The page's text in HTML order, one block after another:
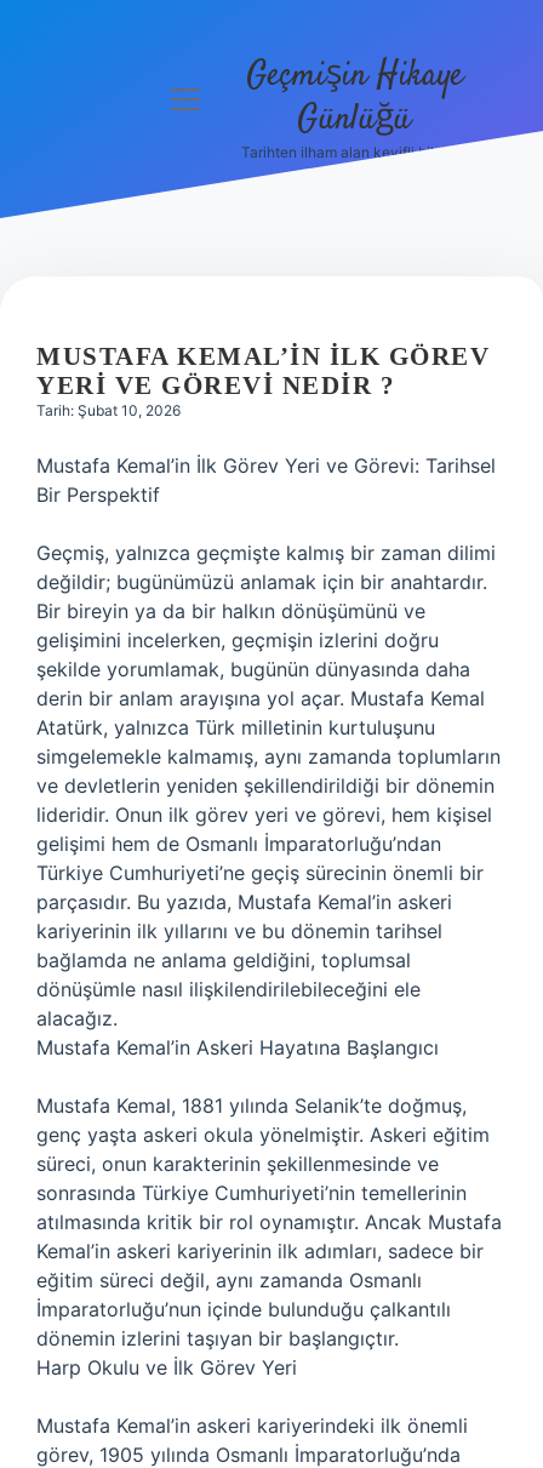
Hakkımızda
menüyü
Geçmişin Hikaye
Günlüğü
Tarihten ilham alan keyifli bilgiler!
MUSTAFA KEMAL’IN ILK GÖREV
YERI VE GÖREVI NEDIR ?
Tarih: Şubat 10, 2026
Mustafa Kemal’in İlk Görev Yeri ve Görevi: Tarihsel
Bir Perspektif
Geçmiş, yalnızca geçmişte kalmış bir zaman dilimi
değildir; bugünümüzü anlamak için bir anahtardır.
Bir bireyin ya da bir halkın dönüşümünü ve
gelişimini incelerken, geçmişin izlerini doğru
şekilde yorumlamak, bugünün dünyasında daha
derin bir anlam arayışına yol açar. Mustafa Kemal
Atatürk, yalnızca Türk milletinin kurtuluşunu
simgelemekle kalmamış, aynı zamanda toplumların
ve devletlerin yeniden şekillendirildiği bir dönemin
lideridir. Onun ilk görev yeri ve görevi, hem kişisel
gelişimi hem de Osmanlı İmparatorluğu’ndan
Türkiye Cumhuriyeti’ne geçiş sürecinin önemli bir
parçasıdır. Bu yazıda, Mustafa Kemal’in askeri
kariyerinin ilk yıllarını ve bu dönemin tarihsel
bağlamda ne anlama geldiğini, toplumsal
dönüşümle nasıl ilişkilendirilebileceğini ele
alacağız.
Mustafa Kemal’in Askeri Hayatına Başlangıcı
Mustafa Kemal, 1881 yılında Selanik’te doğmuş,
genç yaşta askeri okula yönelmiştir. Askeri eğitim
süreci, onun karakterinin şekillenmesinde ve
sonrasında Türkiye Cumhuriyeti’nin temellerinin
atılmasında kritik bir rol oynamıştır. Ancak Mustafa
Kemal’in askeri kariyerinin ilk adımları, sadece bir
eğitim süreci değil, aynı zamanda Osmanlı
İmparatorluğu’nun içinde bulunduğu çalkantılı
dönemin izlerini taşıyan bir başlangıçtır.
Harp Okulu ve İlk Görev Yeri
Mustafa Kemal’in askeri kariyerindeki ilk önemli
görev, 1905 yılında Osmanlı İmparatorluğu’nda